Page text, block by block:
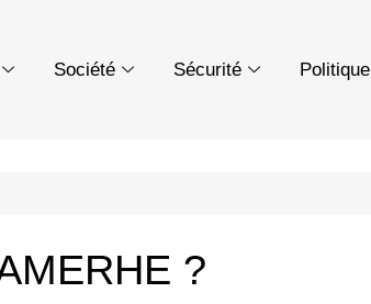
Société Sécurité Politique
?